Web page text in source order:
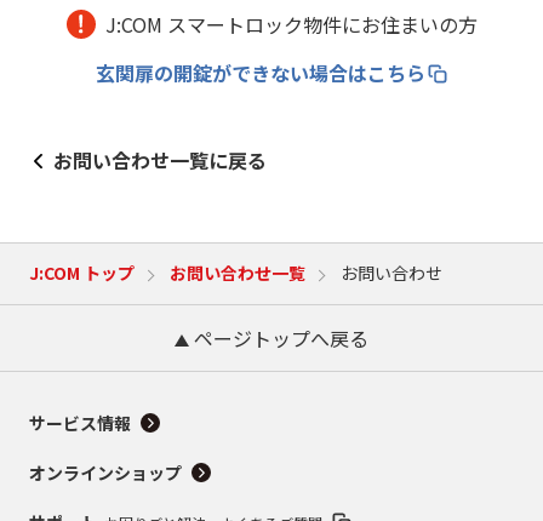
J:COM スマートロック物件にお住まいの方
玄関扉の開錠ができない場合はこちら
お問い合わせ一覧に戻る
J:COM トップ お問い合わせ一覧 お問い合わせ
ページトップへ戻る
サービス情報
オンラインショップ